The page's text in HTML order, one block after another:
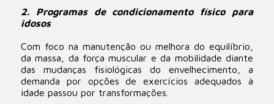
2. Programas de condicionamento físico para
idosos
Com foco na manutenção ou melhora do equilíbrio,
da massa, da força muscular e da mobilidade diante
das mudanças fisiológicas do envelhecimento, a
demanda por opções de exercícios adequados à
idade passou por transformações.